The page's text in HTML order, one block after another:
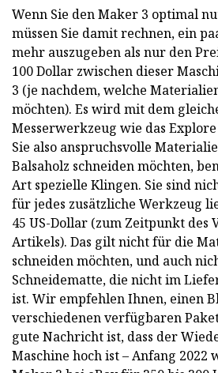
Wenn Sie den Maker 3 optimal
müssen Sie damit rechnen, ein
mehr auszugeben als nur den
100 Dollar zwischen dieser
3 (je nachdem, welche
möchten). Es wird mit dem
Messerwerkzeug wie das
Sie also anspruchsvolle
Balsaholz schneiden möchten,
Art spezielle Klingen. Sie sind
für jedes zusätzliche Werkzeug
45 US-Dollar (zum Zeitpunkt des
Artikels). Das gilt nicht für die
schneiden möchten, und auch
Schneidematte, die nicht im
ist. Wir empfehlen Ihnen, einen
verschiedenen verfügbaren
gute Nachricht ist, dass der
Maschine hoch ist – Anfang 2022